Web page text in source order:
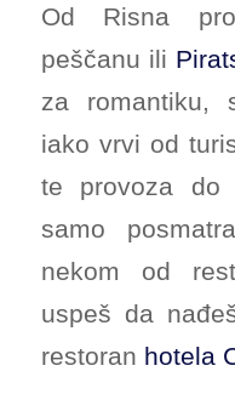
Od Risna
peščanu ili
za romantiku,
iako vrvi od
te provoza do
samo
nekom od
uspeš da
restoran hotela